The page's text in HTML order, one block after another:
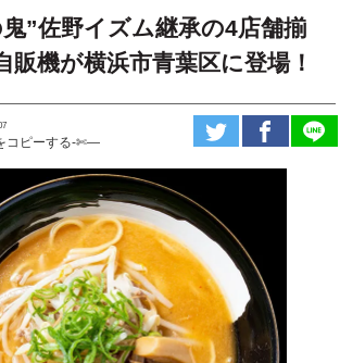
”佐野イズム継承の4店舗揃
販機が横浜市青葉区に登場！
コピーする-✄—